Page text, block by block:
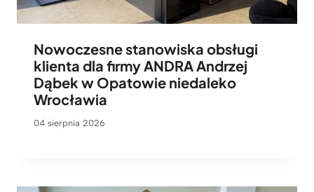
Nowoczesne stanowiska obsługi
klienta dla firmy ANDRA Andrzej
Dąbek w Opatowie niedaleko
Wrocławia
04 sierpnia 2026